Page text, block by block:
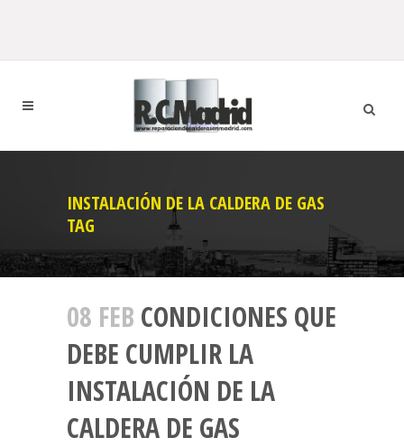
INSTALACIÓN DE LA CALDERA DE GAS
TAG
08 FEB CONDICIONES QUE
DEBE CUMPLIR LA
INSTALACIÓN DE LA
CALDERA DE GAS